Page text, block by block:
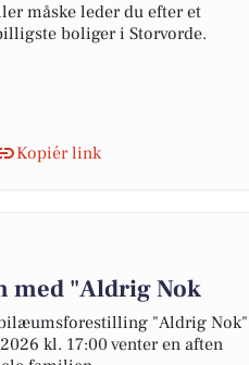
måske leder du efter et
boliger i Storvorde.
Kopiér link
med "Aldrig Nok
"Aldrig Nok"
kl. 17:00 venter en aften